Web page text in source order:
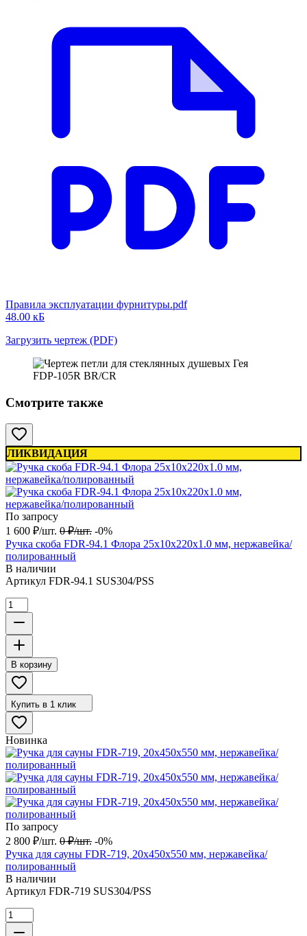
Правила эксплуатации фурнитуры.pdf
48.00 кБ
Загрузить чертеж (PDF)
Смотрите также
ЛИКВИДАЦИЯ
По запросу
1 600 ₽/шт. 0 ₽/шт. -0%
Ручка скоба FDR-94.1 Флора 25х10х220х1.0 мм, нержавейка/
полированный
В наличии
Артикул FDR-94.1 SUS304/PSS
В корзину
Купить в 1 клик
Новинка
По запросу
2 800 ₽/шт. 0 ₽/шт. -0%
Ручка для сауны FDR-719, 20х450х550 мм, нержавейка/
полированный
В наличии
Артикул FDR-719 SUS304/PSS